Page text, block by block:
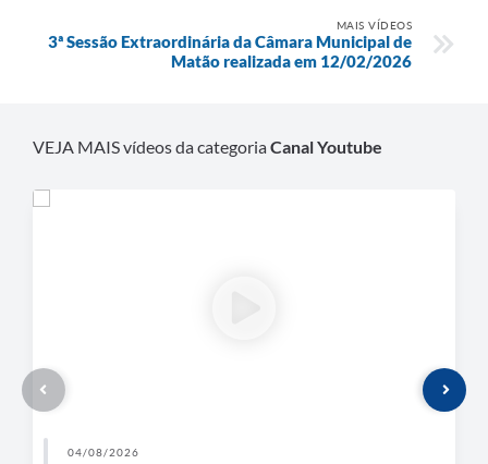
MAIS VÍDEOS
3ª Sessão Extraordinária da Câmara Municipal de
Matão realizada em 12/02/2026
VEJA MAIS vídeos da categoriaCanal Youtube
04/08/2026